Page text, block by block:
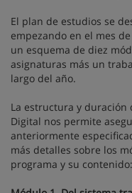
El plan de estudios se
empezando en el mes
un esquema de diez
asignaturas más un
largo del año.
La estructura y duración
Digital nos permite
anteriormente
más detalles sobre los
programa y su contenido: